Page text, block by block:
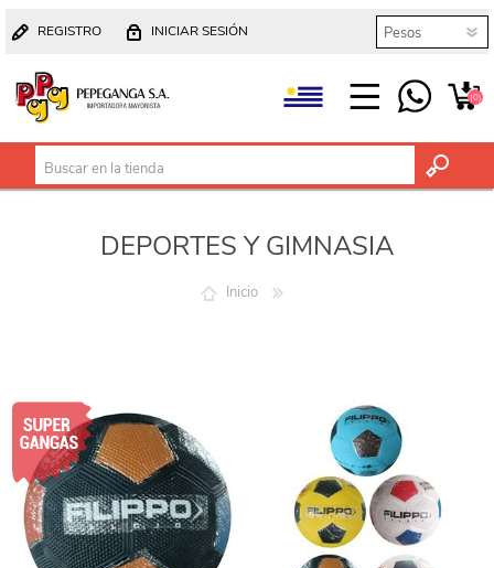
REGISTRO INICIAR SESIÓN
(0)
DEPORTES Y GIMNASIA
Inicio